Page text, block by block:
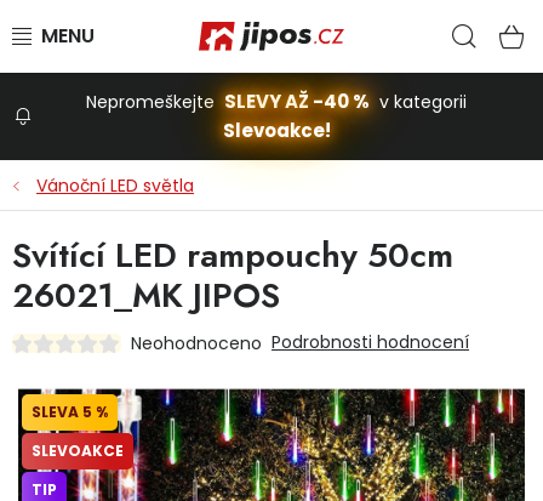
Stavba a dům
Dílna
Domácnost
Nepromeškejte SLEVY AŽ -40 % v kategorii
Slevoakce!
Vánoční LED světla
Svítící LED rampouchy 50cm
26021_MK JIPOS
Neohodnoceno Podrobnosti hodnocení
5 %
SLEVOAKCE
TIP